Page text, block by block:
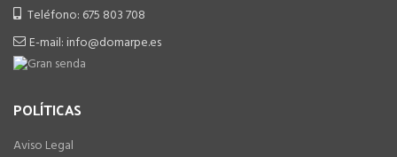
Teléfono: 675 803 708
E-mail: info@domarpe.es
POLÍTICAS
Aviso Legal